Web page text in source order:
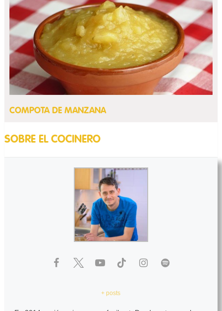
COMPOTA DE MANZANA
SOBRE EL COCINERO
+ posts